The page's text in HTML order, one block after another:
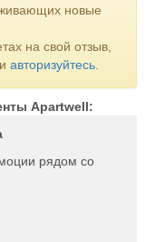
новые
на свой отзыв,
и авторизуйтесь
Apartwell:
рядом со